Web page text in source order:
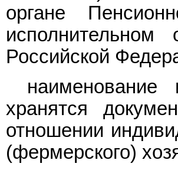
органе
исполнительном
Российской
хранятся
отношении
(фермерского)